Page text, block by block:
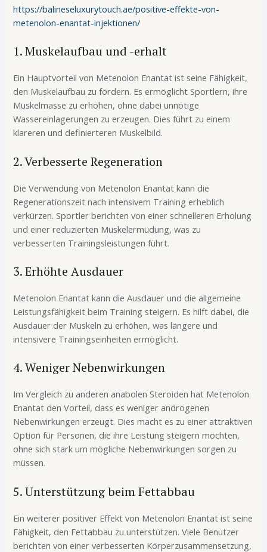
https://balineseluxurytouch.ae/positive-effekte-von-
metenolon-enantat-injektionen/
1. Muskelaufbau und -erhalt
Ein Hauptvorteil von Metenolon Enantat ist seine Fähigkeit,
den Muskelaufbau zu fördern. Es ermöglicht Sportlern, ihre
Muskelmasse zu erhöhen, ohne dabei unnötige
Wassereinlagerungen zu erzeugen. Dies führt zu einem
klareren und definierteren Muskelbild.
2. Verbesserte Regeneration
Die Verwendung von Metenolon Enantat kann die
Regenerationszeit nach intensivem Training erheblich
verkürzen. Sportler berichten von einer schnelleren Erholung
und einer reduzierten Muskelermüdung, was zu
verbesserten Trainingsleistungen führt.
3. Erhöhte Ausdauer
Metenolon Enantat kann die Ausdauer und die allgemeine
Leistungsfähigkeit beim Training steigern. Es hilft dabei, die
Ausdauer der Muskeln zu erhöhen, was längere und
intensivere Trainingseinheiten ermöglicht.
4. Weniger Nebenwirkungen
Im Vergleich zu anderen anabolen Steroiden hat Metenolon
Enantat den Vorteil, dass es weniger androgenen
Nebenwirkungen erzeugt. Dies macht es zu einer attraktiven
Option für Personen, die ihre Leistung steigern möchten,
ohne sich stark um mögliche Nebenwirkungen sorgen zu
müssen.
5. Unterstützung beim Fettabbau
Ein weiterer positiver Effekt von Metenolon Enantat ist seine
Fähigkeit, den Fettabbau zu unterstützen. Viele Benutzer
berichten von einer verbesserten Körperzusammensetzung,